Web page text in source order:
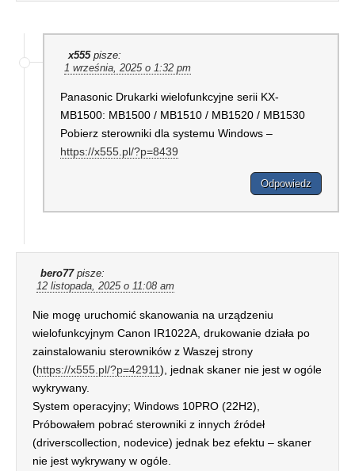
x555 pisze:
1 września, 2025 o 1:32 pm
Panasonic Drukarki wielofunkcyjne serii KX-
MB1500: MB1500 / MB1510 / MB1520 / MB1530
Pobierz sterowniki dla systemu Windows –
https://x555.pl/?p=8439
Odpowiedz
bero77 pisze:
12 listopada, 2025 o 11:08 am
Nie mogę uruchomić skanowania na urządzeniu
wielofunkcyjnym Canon IR1022A, drukowanie działa po
zainstalowaniu sterowników z Waszej strony
(https://x555.pl/?p=42911), jednak skaner nie jest w ogóle
wykrywany.
System operacyjny; Windows 10PRO (22H2),
Próbowałem pobrać sterowniki z innych źródeł
(driverscollection, nodevice) jednak bez efektu – skaner
nie jest wykrywany w ogóle.